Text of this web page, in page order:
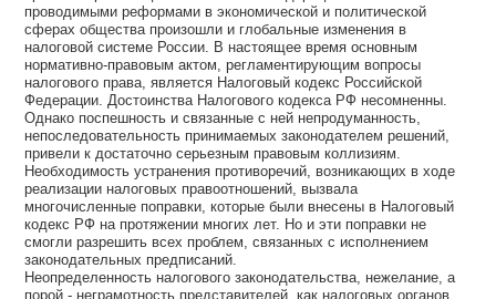
проводимыми реформами в экономической и политической
сферах общества произошли и глобальные изменения в
налоговой системе России. В настоящее время основным
нормативно-правовым актом, регламентирующим вопросы
налогового права, является Налоговый кодекс Российской
Федерации. Достоинства Налогового кодекса РФ несомненны.
Однако поспешность и связанные с ней непродуманность,
непоследовательность принимаемых законодателем решений,
привели к достаточно серьезным правовым коллизиям.
Необходимость устранения противоречий, возникающих в ходе
реализации налоговых правоотношений, вызвала
многочисленные поправки, которые были внесены в Налоговый
кодекс РФ на протяжении многих лет. Но и эти поправки не
смогли разрешить всех проблем, связанных с исполнением
законодательных предписаний.
Неопределенность налогового законодательства, нежелание, а
порой - неграмотность представителей, как налоговых органов,